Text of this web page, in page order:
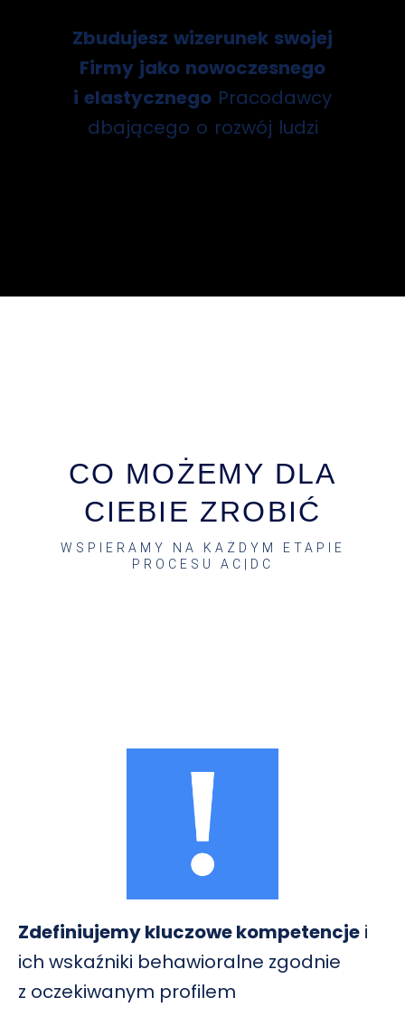
Zbudujesz wizerunek swojej
Firmy jako nowoczesnego
i elastycznego Pracodawcy
dbającego o rozwój ludzi
CO MOŻEMY DLA
CIEBIE ZROBIĆ
WSPIERAMY NA KAŻDYM ETAPIE
PROCESU AC|DC
Zdefiniujemy kluczowe kompetencje i
ich wskaźniki behawioralne zgodnie
z oczekiwanym profilem